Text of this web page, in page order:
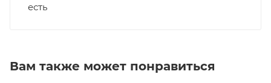
есть
Вам также может понравиться